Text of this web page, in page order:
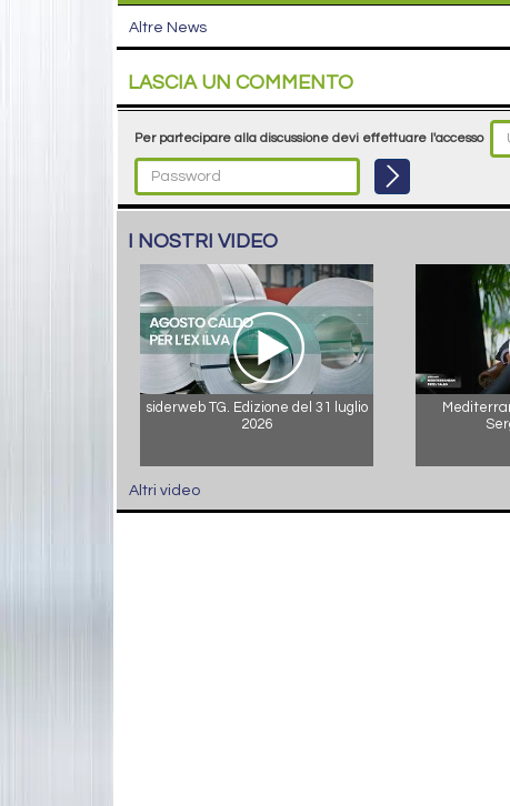
Altre News
LASCIA UN COMMENTO
Per partecipare alla discussione devi effettuare l'accesso
I NOSTRI VIDEO
siderweb TG. Edizione del 31 luglio
2026
Altri video